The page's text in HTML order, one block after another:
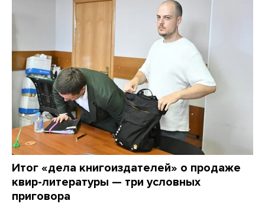
Итог «дела книгоиздателей» о продаже
квир-литературы — три условных
приговора